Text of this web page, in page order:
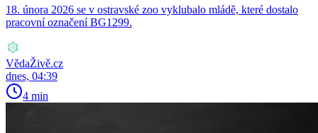
18. února 2026 se v ostravské zoo vyklubalo mládě, které dostalo
pracovní označení BG1299.
VědaŽivě.cz
dnes, 04:39
4 min